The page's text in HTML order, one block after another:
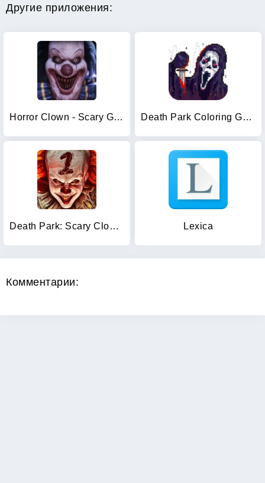
Другие приложения:
Horror Clown - Scary Ghost Death Park Coloring Games
Death Park: Scary Clown Horror Lexica
Комментарии: